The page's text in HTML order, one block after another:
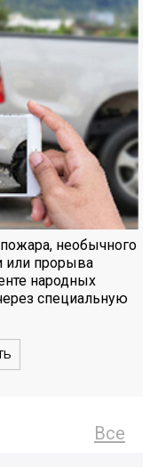
необычного
или прорыва
народных
специальную
Все